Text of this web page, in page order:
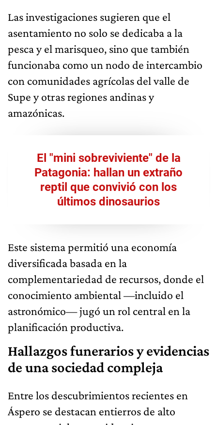
Las investigaciones sugieren que el
asentamiento no solo se dedicaba a la
pesca y el marisqueo, sino que también
funcionaba como un nodo de intercambio
con comunidades agrícolas del valle de
Supe y otras regiones andinas y
amazónicas.
El "mini sobreviviente" de la
Patagonia: hallan un extraño
reptil que convivió con los
últimos dinosaurios
Este sistema permitió una economía
diversificada basada en la
complementariedad de recursos, donde el
conocimiento ambiental —incluido el
astronómico— jugó un rol central en la
planificación productiva.
Hallazgos funerarios y evidencias
de una sociedad compleja
Entre los descubrimientos recientes en
Áspero se destacan entierros de alto